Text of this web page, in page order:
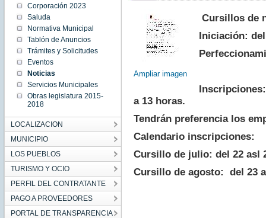
Corporación 2023
Saluda
Normativa Municipal
Tablón de Anuncios
Trámites y Solicitudes
Eventos
Noticias
Servicios Municipales
Obras legislatura 2015-
2018
LOCALIZACION
MUNICIPIO
LOS PUEBLOS
TURISMO Y OCIO
PERFIL DEL CONTRATANTE
PAGO A PROVEEDORES
PORTAL DE TRANSPARENCIA
CEST
2018
Mon
Jun 25
00:00:00
CEST
25
00:00:00
Ampliar imagen
Cursillos de
Iniciación:
a 13 horas.
Tendrán preferencia los
Calendario inscripciones:
Cursillo de julio: del 22 asl
Cursillo de agosto: del 23